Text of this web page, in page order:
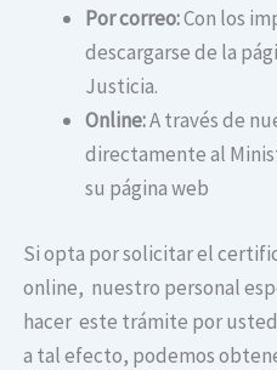
Por correo:Con los
descargarse de la
Justicia.
Online:A través de
directamente al
su página web
Si opta por solicitar el
online, nuestro personal
hacer este trámite por
a tal efecto, podemos